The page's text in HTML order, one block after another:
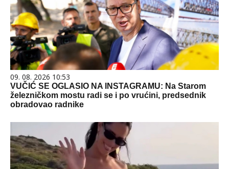
09. 08. 2026 10:53
VUČIĆ SE OGLASIO NA INSTAGRAMU: Na Starom
železničkom mostu radi se i po vrućini, predsednik
obradovao radnike